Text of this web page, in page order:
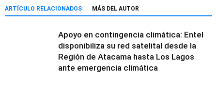
ARTÍCULO RELACIONADOS MÁS DEL AUTOR
Apoyo en contingencia climática: Entel
disponibiliza su red satelital desde la
Región de Atacama hasta Los Lagos
ante emergencia climática